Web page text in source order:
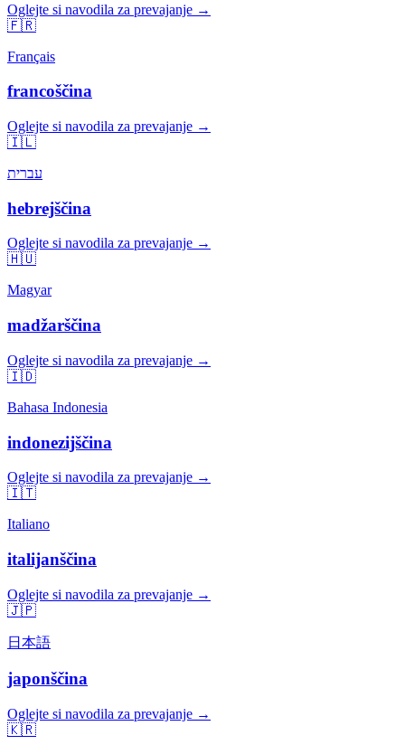
Oglejte si navodila za prevajanje →
🇫🇷
Français
francoščina
Oglejte si navodila za prevajanje →
🇮🇱
עברית
hebrejščina
Oglejte si navodila za prevajanje →
🇭🇺
Magyar
madžarščina
Oglejte si navodila za prevajanje →
🇮🇩
Bahasa Indonesia
indonezijščina
Oglejte si navodila za prevajanje →
🇮🇹
Italiano
italijanščina
Oglejte si navodila za prevajanje →
🇯🇵
日本語
japonščina
Oglejte si navodila za prevajanje →
🇰🇷